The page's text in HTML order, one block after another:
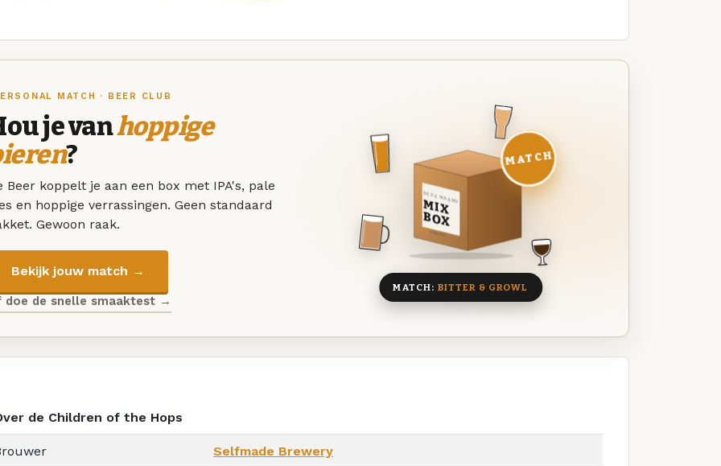
MATCH · BEER CLUB
je vanhoppige
?
Beer koppelt je aan een box met IPA's, pale
en hoppige verrassingen. Geen standaard
Gewoon raak.
Bekijk jouw match →
doe de snelle smaaktest →
DEZE MAAND
MIX
BOX
8 BIEREN
MATCH
MATCH: BITTER & GROWL
de Children of the Hops
Selfmade Brewery